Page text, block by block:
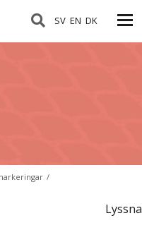
SV EN DK
/
Lyssna